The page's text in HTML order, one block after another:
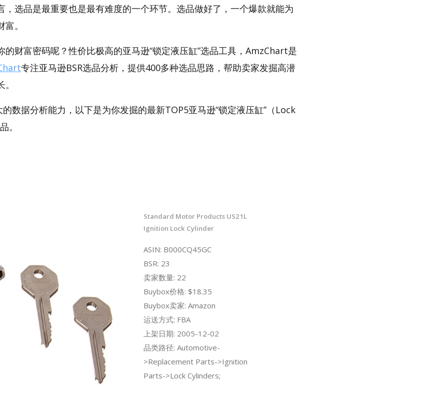
，选品是最重要也是最有难度的一个环节。选品做好了，一个爆款就能为
。
的财富密码呢？性价比极高的亚马逊“锁定液压缸”选品工具，AmzChart是
专注亚马逊BSR选品分析，提供400多种选品思路，帮助卖家发掘高潜
数据分析能力，以下是为你发掘的最新TOP5亚马逊“锁定液压缸”（Lock
。
Standard Motor Products US21L
Ignition Lock Cylinder
ASIN: B000CQ45GC
BSR: 23
卖家数量: 22
Buybox价格: $18.35
Buybox卖家: Amazon
运送方式: FBA
上架日期: 2005-12-02
品类路径: Automotive-
>Replacement Parts->Ignition
Parts->Lock Cylinders;